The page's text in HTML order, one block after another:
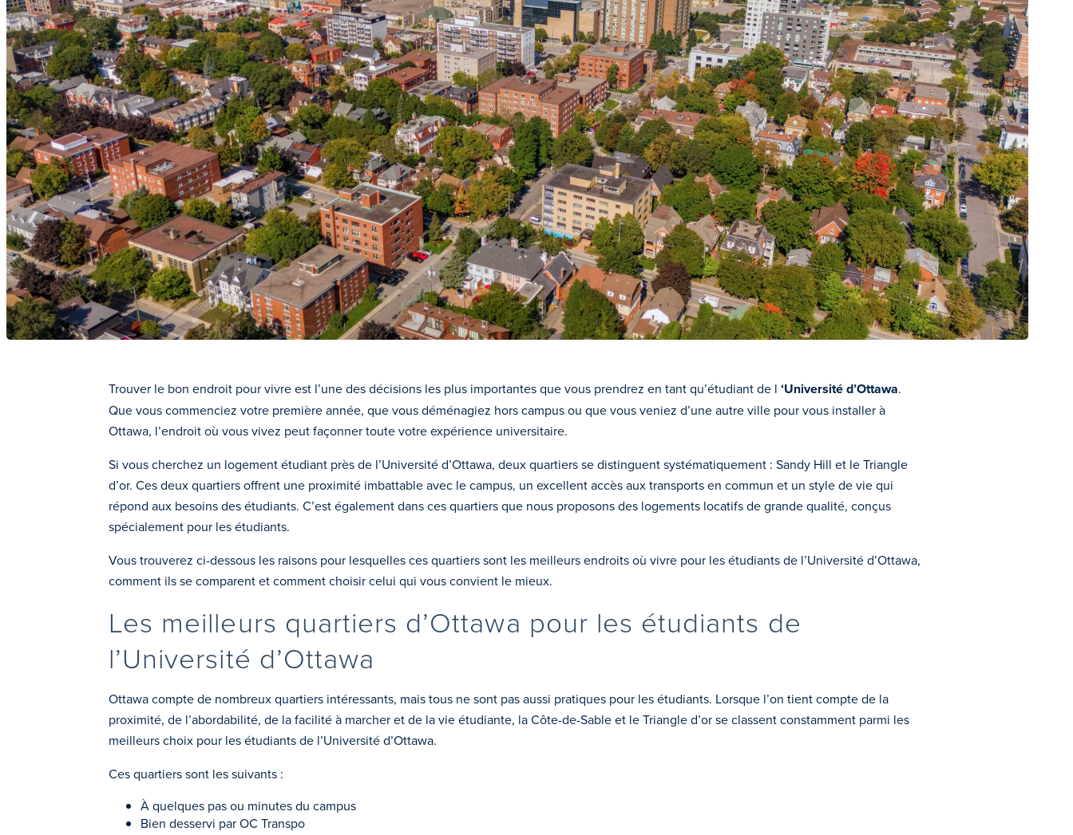
Trouver le bon endroit pour vivre est l’une des décisions les plus importantes que vous prendrez en tant qu’étudiant de l ‘Université d’Ottawa.
Que vous commenciez votre première année, que vous déménagiez hors campus ou que vous veniez d’une autre ville pour vous installer à
Ottawa, l’endroit où vous vivez peut façonner toute votre expérience universitaire.
Si vous cherchez un logement étudiant près de l’Université d’Ottawa, deux quartiers se distinguent systématiquement : Sandy Hill et le Triangle
d’or. Ces deux quartiers offrent une proximité imbattable avec le campus, un excellent accès aux transports en commun et un style de vie qui
répond aux besoins des étudiants. C’est également dans ces quartiers que nous proposons des logements locatifs de grande qualité, conçus
spécialement pour les étudiants.
Vous trouverez ci-dessous les raisons pour lesquelles ces quartiers sont les meilleurs endroits où vivre pour les étudiants de l’Université d’Ottawa,
comment ils se comparent et comment choisir celui qui vous convient le mieux.
Les meilleurs quartiers d’Ottawa pour les étudiants de
l’Université d’Ottawa
Ottawa compte de nombreux quartiers intéressants, mais tous ne sont pas aussi pratiques pour les étudiants. Lorsque l’on tient compte de la
proximité, de l’abordabilité, de la facilité à marcher et de la vie étudiante, la Côte-de-Sable et le Triangle d’or se classent constamment parmi les
meilleurs choix pour les étudiants de l’Université d’Ottawa.
Ces quartiers sont les suivants :
À quelques pas ou minutes du campus
Bien desservi par OC Transpo